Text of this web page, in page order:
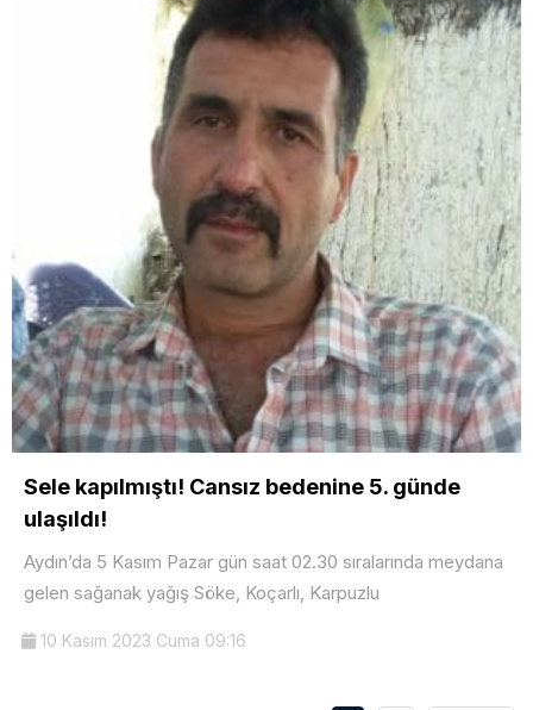
Sele kapılmıştı! Cansız bedenine 5. günde
ulaşıldı!
Aydın’da 5 Kasım Pazar gün saat 02.30 sıralarında meydana
gelen sağanak yağış Söke, Koçarlı, Karpuzlu
10 Kasım 2023 Cuma 09:16